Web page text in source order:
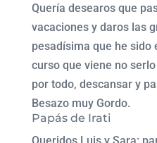
Quería desearos que
vacaciones y daros las
pesadísima que he sido
curso que viene no
por todo, descansar y
Besazo muy Gordo.
Papás de Irati